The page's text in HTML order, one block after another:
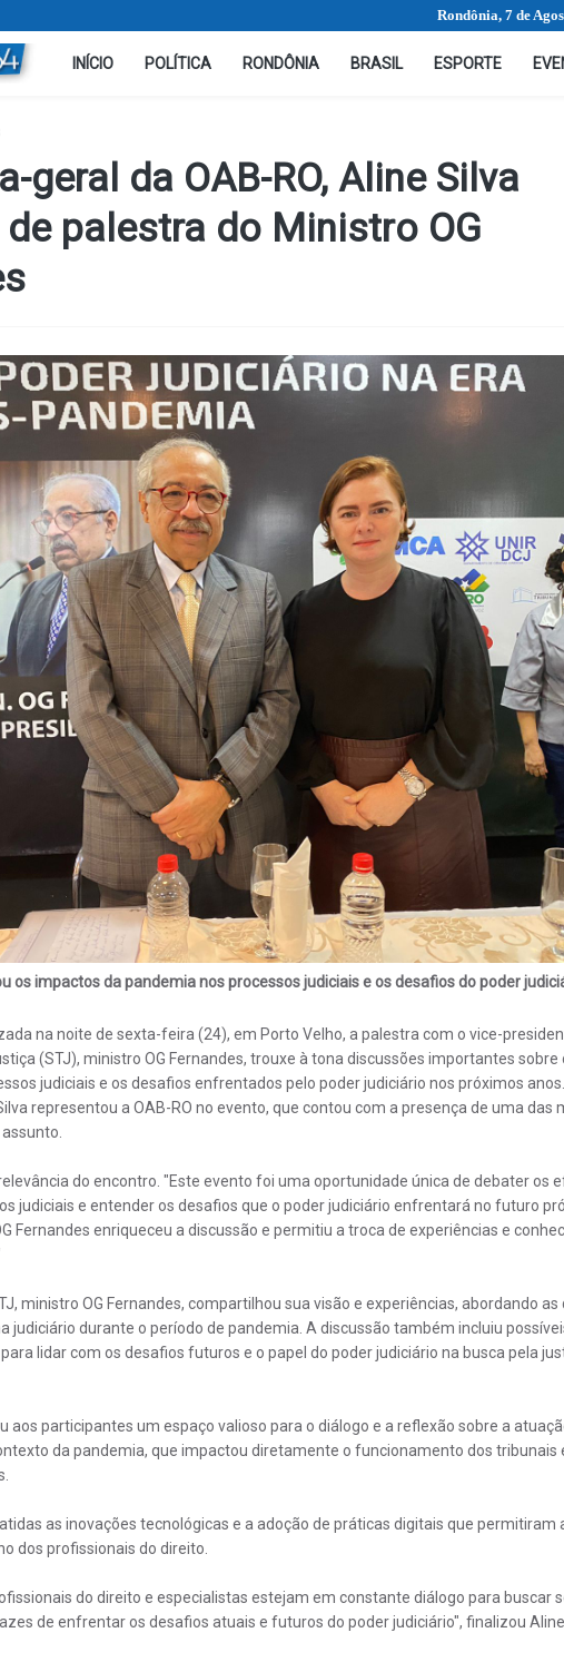
Rondônia, 7 de
INÍCIO POLÍTICA RONDÔNIA BRASIL ESPORTE
geral da OAB-RO, Aline Silva
palestra do Ministro OG
os impactos da pandemia nos processos judiciais e os desafios do poder
na noite de sexta-feira (24), em Porto Velho, a palestra com o vice-
(STJ), ministro OG Fernandes, trouxe à tona discussões importantes sobre
judiciais e os desafios enfrentados pelo poder judiciário nos próximos
representou a OAB-RO no evento, que contou com a presença de uma das
do encontro. "Este evento foi uma oportunidade única de debater os
judiciais e entender os desafios que o poder judiciário enfrentará no futuro
Fernandes enriqueceu a discussão e permitiu a troca de experiências e
ministro OG Fernandes, compartilhou sua visão e experiências, abordando as
judiciário durante o período de pandemia. A discussão também incluiu
lidar com os desafios futuros e o papel do poder judiciário na busca pela
aos participantes um espaço valioso para o diálogo e a reflexão sobre a
da pandemia, que impactou diretamente o funcionamento dos tribunais
as inovações tecnológicas e a adoção de práticas digitais que permitiram
dos profissionais do direito.
do direito e especialistas estejam em constante diálogo para buscar
de enfrentar os desafios atuais e futuros do poder judiciário", finalizou Aline